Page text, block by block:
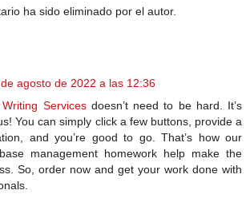
ha sido eliminado por el autor.
agosto de 2022 a las 12:36
Servicesdoesn’t need to be hard. It’s
You can simply click a few buttons, provide a
and you’re good to go. That’s how our
management homework help make the
So, order now and get your work done with